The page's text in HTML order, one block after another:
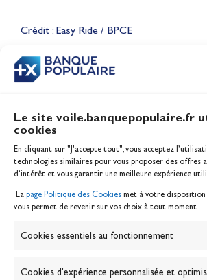
Le site voile.banquepopulaire.fr
cookies
En cliquant sur "J'accepte tout", vous acceptez
technologies similaires pour vous proposer des offres
d’intérêt et vous garantir une meilleure expérience
La page Politique des Cookies met à votre
vous permet de revenir sur vos choix à tout moment.
Cookies essentiels au fonctionnement
Cookies d'expérience personnalisée et
Crédit : Easy Ride / BPCE
CONTENU
Jeux Olympiques 2028
Inscription serveur média
Contact
Politique des cookies
Banque de la voile
Passion Voile TV